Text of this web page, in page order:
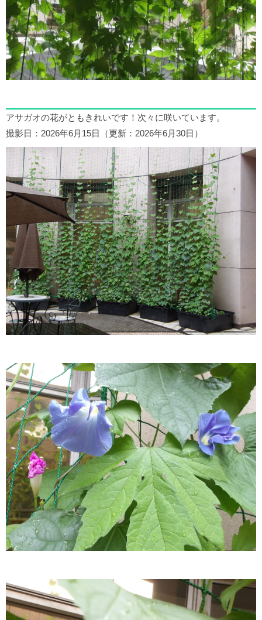
アサガオの花がともきれいです！次々に咲いています。
撮影日：2026年6月15日（更新：2026年6月30日）